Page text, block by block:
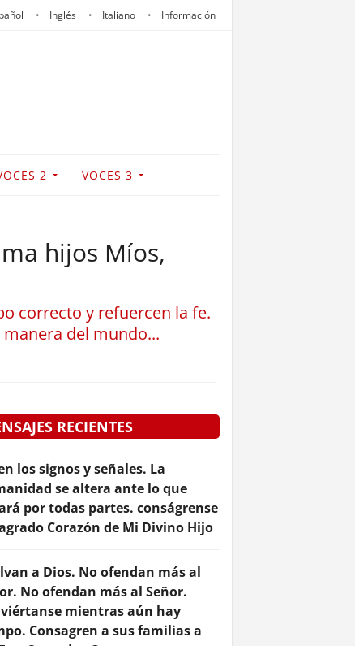
Inglés Italiano Información
2 VOCES 3
hijos Míos,
correcto y refuercen la fe.
del mundo...
RECIENTES
los signos y señales. La
se altera ante lo que
por todas partes. conságrense
Corazón de Mi Divino Hijo
a Dios. No ofendan más al
No ofendan más al Señor.
mientras aún hay
Consagren a sus familias a